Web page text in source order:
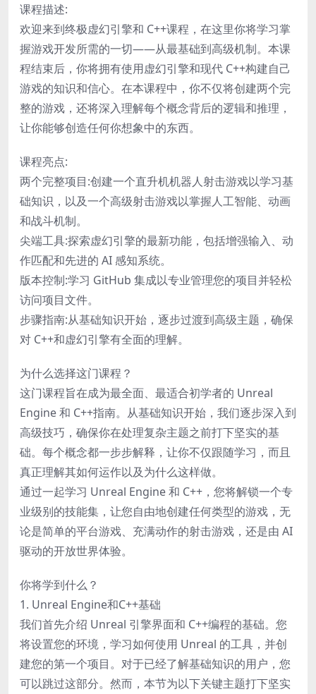
课程描述:
欢迎来到终极虚幻引擎和 C++课程，在这里你将学习掌
握游戏开发所需的一切——从最基础到高级机制。本课
程结束后，你将拥有使用虚幻引擎和现代 C++构建自己
游戏的知识和信心。在本课程中，你不仅将创建两个完
整的游戏，还将深入理解每个概念背后的逻辑和推理，
让你能够创造任何你想象中的东西。
课程亮点:
两个完整项目:创建一个直升机机器人射击游戏以学习基
础知识，以及一个高级射击游戏以掌握人工智能、动画
和战斗机制。
尖端工具:探索虚幻引擎的最新功能，包括增强输入、动
作匹配和先进的 AI 感知系统。
版本控制:学习 GitHub 集成以专业管理您的项目并轻松
访问项目文件。
步骤指南:从基础知识开始，逐步过渡到高级主题，确保
对 C++和虚幻引擎有全面的理解。
为什么选择这门课程？
这门课程旨在成为最全面、最适合初学者的 Unreal
Engine 和 C++指南。从基础知识开始，我们逐步深入到
高级技巧，确保你在处理复杂主题之前打下坚实的基
础。每个概念都一步步解释，让你不仅跟随学习，而且
真正理解其如何运作以及为什么这样做。
通过一起学习 Unreal Engine 和 C++，您将解锁一个专
业级别的技能集，让您自由地创建任何类型的游戏，无
论是简单的平台游戏、充满动作的射击游戏，还是由 AI
驱动的开放世界体验。
你将学到什么？
1. Unreal Engine和C++基础
我们首先介绍 Unreal 引擎界面和 C++编程的基础。您
将设置您的环境，学习如何使用 Unreal 的工具，并创
建您的第一个项目。对于已经了解基础知识的用户，您
可以跳过这部分。然而，本节为以下关键主题打下坚实